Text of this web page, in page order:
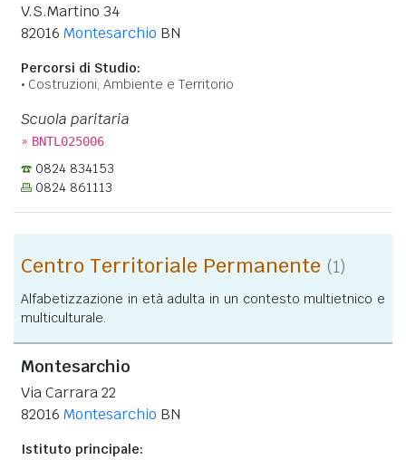
V.S.Martino 34
82016 Montesarchio BN
Percorsi di Studio:
Costruzioni, Ambiente e Territorio
Scuola paritaria
» BNTL025006
0824 834153
0824 861113
Centro Territoriale Permanente (1)
Alfabetizzazione in età adulta in un contesto multietnico e
multiculturale.
Montesarchio
Via Carrara 22
82016 Montesarchio BN
Istituto principale: